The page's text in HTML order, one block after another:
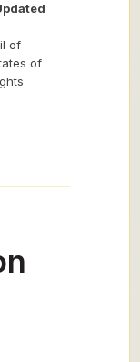
of
of